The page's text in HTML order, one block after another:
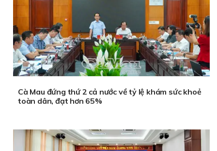
Cà Mau đứng thứ 2 cả nước về tỷ lệ khám sức khoẻ
toàn dân, đạt hơn 65%